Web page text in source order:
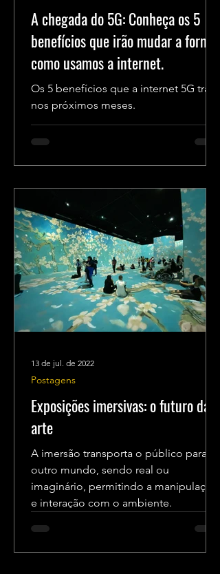
A chegada do 5G: Conheça os 5
benefícios que irão mudar a forma
como usamos a internet.
Os 5 benefícios que a internet 5G trará
nos próximos meses.
Exposições imersivas: o futuro da
arte
A imersão transporta o público para
outro mundo, sendo real ou
imaginário, permitindo a manipulação
e interação com o ambiente.
Postagens
13 de jul. de 2022